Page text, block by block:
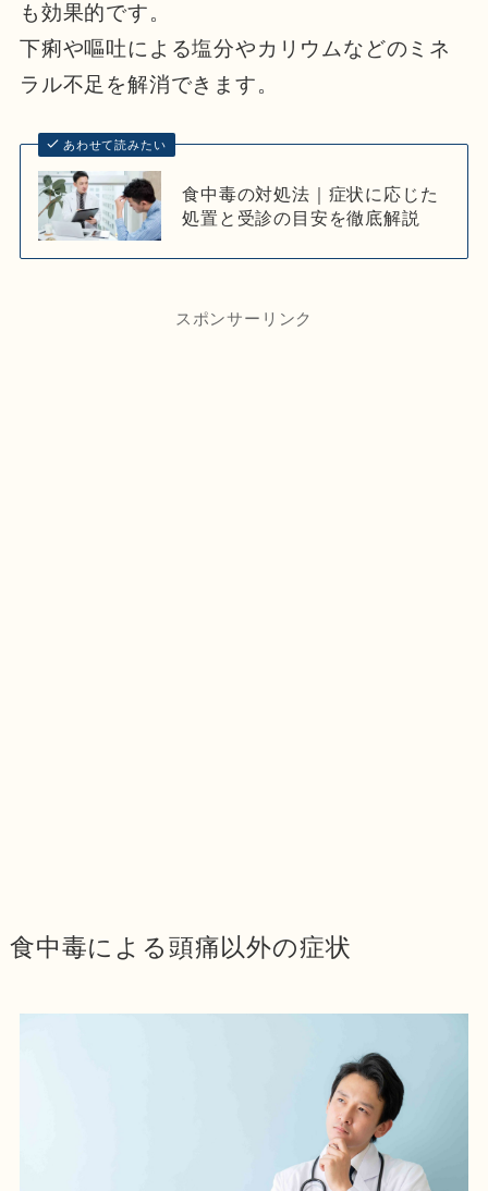
も効果的です。
下痢や嘔吐による塩分やカリウムなどのミネ
ラル不足を解消できます。
あわせて読みたい
食中毒の対処法｜症状に応じた
処置と受診の目安を徹底解説
スポンサーリンク
食中毒による頭痛以外の症状